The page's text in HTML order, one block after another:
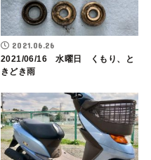
2021.06.26
2021/06/16 水曜日 くもり、と
きどき雨